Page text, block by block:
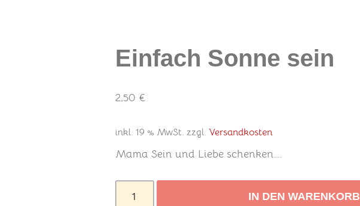
Einfach Sonne sein
2,50 €
inkl. 19 % MwSt. zzgl. Versandkosten
Mama Sein und Liebe schenken….
IN DEN WARENKORB